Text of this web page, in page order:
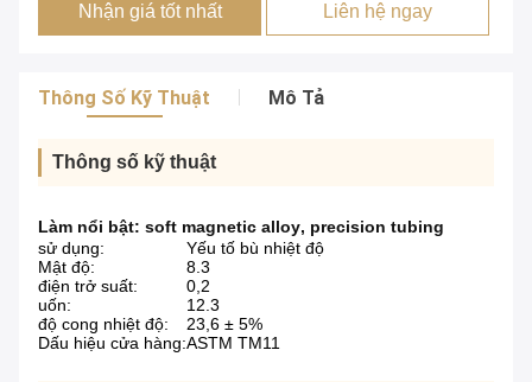
Nhận giá tốt nhất Liên hệ ngay
Thông Số Kỹ Thuật Mô Tả
Thông số kỹ thuật
Làm nổi bật: soft magnetic alloy, precision tubing
sử dụng:
Yếu tố bù nhiệt độ
Mật độ:
8.3
điện trở suất:
0,2
uốn:
12.3
độ cong nhiệt độ:
23,6 ± 5%
Dấu hiệu cửa hàng:ASTM TM11